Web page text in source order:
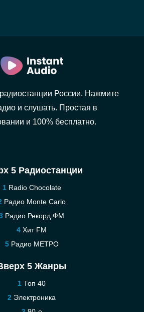
России. Нажмите
и слушать. Простая в
и 100% бесплатно.
5 Радиостанции
Radio Chocolate
Радио Monte Carlo
Радио Рекорд ФМ
Хит FM
Радио МЕТРО
5 Жанры
Топ 40
Электроника